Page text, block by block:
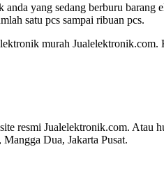
yang sedang berburu
satu pcs sampai ribuan pcs.
murah Jualelektronik.com.
resmi Jualelektronik.com. Atau
Dua, Jakarta Pusat.